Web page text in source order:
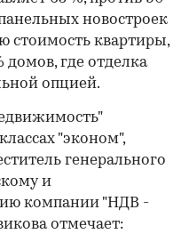
новостроек
стоимость квартиры,
домов, где отделка
опцией.
"эконом",
генерального
и
компании "НДВ -
отмечает: